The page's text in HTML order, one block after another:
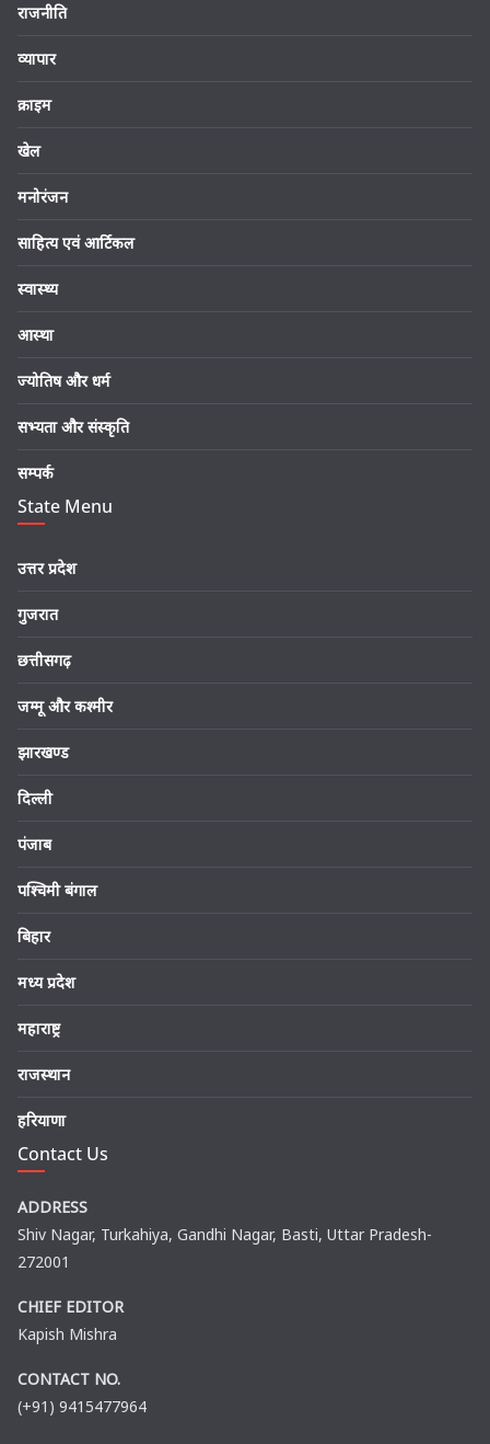
राजनीति
व्यापार
क्राइम
खेल
मनोरंजन
साहित्य एवं आर्टिकल
स्वास्थ्य
आस्था
ज्योतिष और धर्म
सभ्यता और संस्कृति
सम्पर्क
State Menu
उत्तर प्रदेश
गुजरात
छत्तीसगढ़
जम्मू और कश्मीर
झारखण्ड
दिल्ली
पंजाब
पश्चिमी बंगाल
बिहार
मध्य प्रदेश
महाराष्ट्र
राजस्थान
हरियाणा
Contact Us
ADDRESS
Shiv Nagar, Turkahiya, Gandhi Nagar, Basti, Uttar Pradesh-
272001
CHIEF EDITOR
Kapish Mishra
CONTACT NO.
(+91) 9415477964